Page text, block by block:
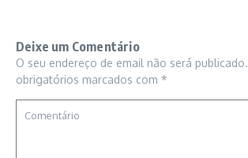
Deixe um Comentário
O seu endereço de email não será publicado.
obrigatórios marcados com *